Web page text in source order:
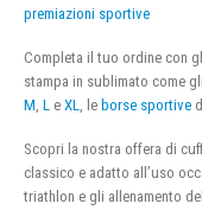
premiazioni sportive
Completa il tuo ordine con
stampa in sublimato come gli
M L e XL , le borse sportive
Scopri la nostra offera di
classico e adatto all’uso
triathlon e gli allenamento